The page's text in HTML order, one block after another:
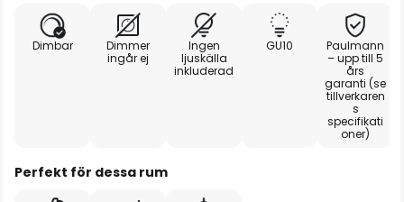
Dimbar
Dimmer
ingår ej
Ingen
ljuskälla
inkluderad
GU10
Paulmann
– upp till 5
års
garanti (se
tillverkaren
s
specifikati
oner)
Perfekt för dessa rum